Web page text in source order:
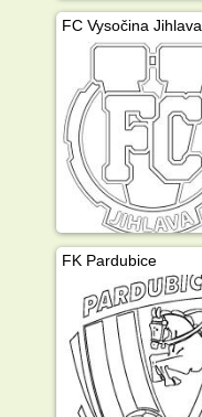
FC Vysočina Jihlava
FK Pardubice